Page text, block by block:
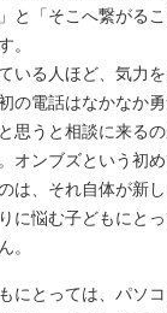
と「そこへ繋がる
。
いる人ほど、気力
の電話はなかなか
思うと相談に来る
オンブズという初
は、それ自体が新
に悩む子どもにと
。
にとっては、パソ